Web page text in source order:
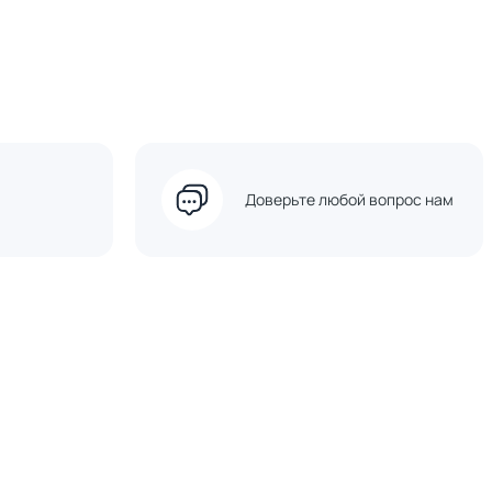
Доверьте любой вопрос нам